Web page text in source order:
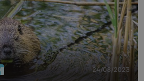
24/08/2023